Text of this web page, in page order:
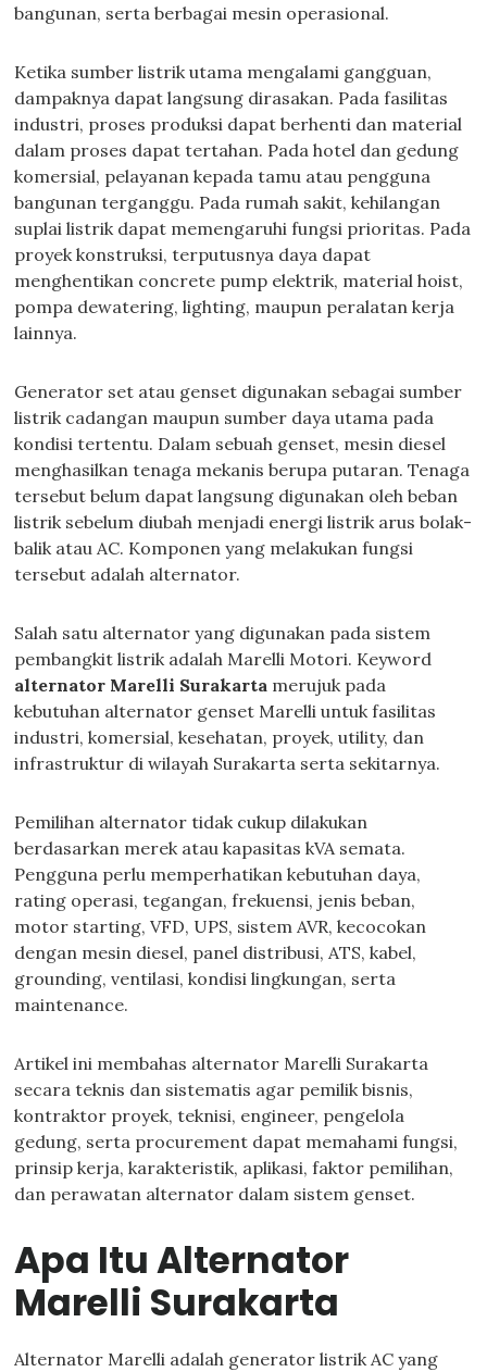
bangunan, serta berbagai mesin operasional.
Ketika sumber listrik utama mengalami gangguan,
dampaknya dapat langsung dirasakan. Pada fasilitas
industri, proses produksi dapat berhenti dan material
dalam proses dapat tertahan. Pada hotel dan gedung
komersial, pelayanan kepada tamu atau pengguna
bangunan terganggu. Pada rumah sakit, kehilangan
suplai listrik dapat memengaruhi fungsi prioritas. Pada
proyek konstruksi, terputusnya daya dapat
menghentikan concrete pump elektrik, material hoist,
pompa dewatering, lighting, maupun peralatan kerja
lainnya.
Generator set atau genset digunakan sebagai sumber
listrik cadangan maupun sumber daya utama pada
kondisi tertentu. Dalam sebuah genset, mesin diesel
menghasilkan tenaga mekanis berupa putaran. Tenaga
tersebut belum dapat langsung digunakan oleh beban
listrik sebelum diubah menjadi energi listrik arus bolak-
balik atau AC. Komponen yang melakukan fungsi
tersebut adalah alternator.
Salah satu alternator yang digunakan pada sistem
pembangkit listrik adalah Marelli Motori. Keyword
alternator Marelli Surakarta merujuk pada
kebutuhan alternator genset Marelli untuk fasilitas
industri, komersial, kesehatan, proyek, utility, dan
infrastruktur di wilayah Surakarta serta sekitarnya.
Pemilihan alternator tidak cukup dilakukan
berdasarkan merek atau kapasitas kVA semata.
Pengguna perlu memperhatikan kebutuhan daya,
rating operasi, tegangan, frekuensi, jenis beban,
motor starting, VFD, UPS, sistem AVR, kecocokan
dengan mesin diesel, panel distribusi, ATS, kabel,
grounding, ventilasi, kondisi lingkungan, serta
maintenance.
Artikel ini membahas alternator Marelli Surakarta
secara teknis dan sistematis agar pemilik bisnis,
kontraktor proyek, teknisi, engineer, pengelola
gedung, serta procurement dapat memahami fungsi,
prinsip kerja, karakteristik, aplikasi, faktor pemilihan,
dan perawatan alternator dalam sistem genset.
Apa Itu Alternator
Marelli Surakarta
Alternator Marelli adalah generator listrik AC yang